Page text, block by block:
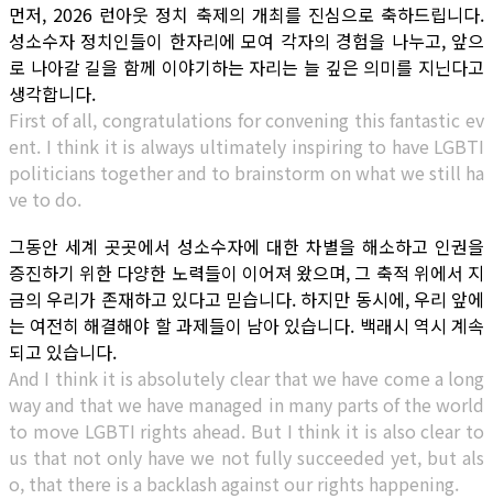
먼저, 2026 런아웃 정치 축제의 개최를 진심으로 축하드립니다.
성소수자 정치인들이 한자리에 모여 각자의 경험을 나누고, 앞으
로 나아갈 길을 함께 이야기하는 자리는 늘 깊은 의미를 지닌다고
생각합니다.
First of all, congratulations for convening this fantastic ev
ent. I think it is always ultimately inspiring to have LGBTI
politicians together and to brainstorm on what we still ha
ve to do.
그동안 세계 곳곳에서 성소수자에 대한 차별을 해소하고 인권을
증진하기 위한 다양한 노력들이 이어져 왔으며, 그 축적 위에서 지
금의 우리가 존재하고 있다고 믿습니다. 하지만 동시에, 우리 앞에
는 여전히 해결해야 할 과제들이 남아 있습니다. 백래시 역시 계속
되고 있습니다.
And I think it is absolutely clear that we have come a long
way and that we have managed in many parts of the world
to move LGBTI rights ahead. But I think it is also clear to
us that not only have we not fully succeeded yet, but als
o, that there is a backlash against our rights happening.